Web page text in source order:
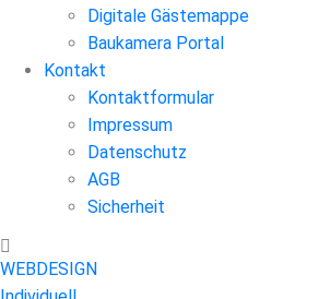
Digitale Gästemappe
Baukamera Portal
Kontakt
Kontaktformular
Impressum
Datenschutz
AGB
Sicherheit
WEBDESIGN